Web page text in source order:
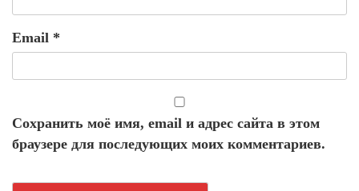
Email *
Сохранить моё имя, email и адрес сайта в этом
браузере для последующих моих комментариев.